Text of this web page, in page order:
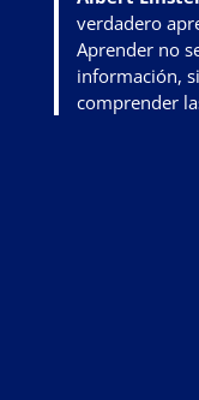
verdadero
Aprender no
información,
comprender